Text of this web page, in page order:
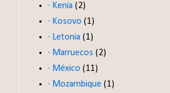
· Kenia (2)
· Kosovo (1)
· Letonia (1)
· Marruecos (2)
· México (11)
· Mozambique (1)